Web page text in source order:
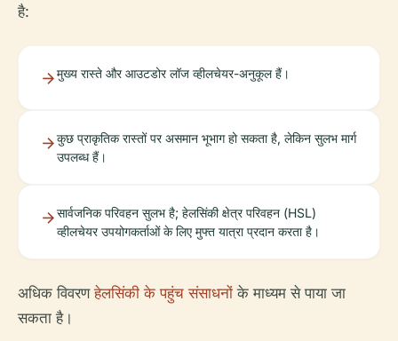
है:
मुख्य रास्ते और आउटडोर लॉज व्हीलचेयर-अनुकूल हैं।
कुछ प्राकृतिक रास्तों पर असमान भूभाग हो सकता है, लेकिन सुलभ मार्ग
उपलब्ध हैं।
सार्वजनिक परिवहन सुलभ है; हेलसिंकी क्षेत्र परिवहन (HSL)
व्हीलचेयर उपयोगकर्ताओं के लिए मुफ्त यात्रा प्रदान करता है।
अधिक विवरणहेलसिंकी के पहुंच संसाधनों के माध्यम से पाया जा
सकता है।